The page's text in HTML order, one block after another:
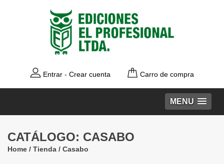
Entrar - Crear cuenta Carro de compra
MENU
CATÁLOGO: CASABO
Home / Tienda / Casabo